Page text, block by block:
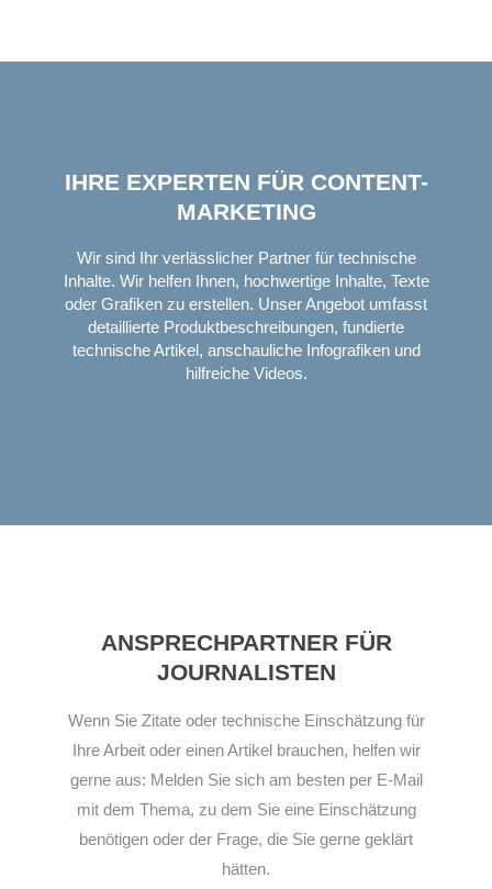
IHRE EXPERTEN FÜR CONTENT-
MARKETING
Wir sind Ihr verlässlicher Partner für technische
Inhalte. Wir helfen Ihnen, hochwertige Inhalte, Texte
oder Grafiken zu erstellen. Unser Angebot umfasst
detaillierte Produktbeschreibungen, fundierte
technische Artikel, anschauliche Infografiken und
hilfreiche Videos.
ANSPRECHPARTNER FÜR
JOURNALISTEN
Wenn Sie Zitate oder technische Einschätzung für
Ihre Arbeit oder einen Artikel brauchen, helfen wir
gerne aus: Melden Sie sich am besten per E-Mail
mit dem Thema, zu dem Sie eine Einschätzung
benötigen oder der Frage, die Sie gerne geklärt
hätten.